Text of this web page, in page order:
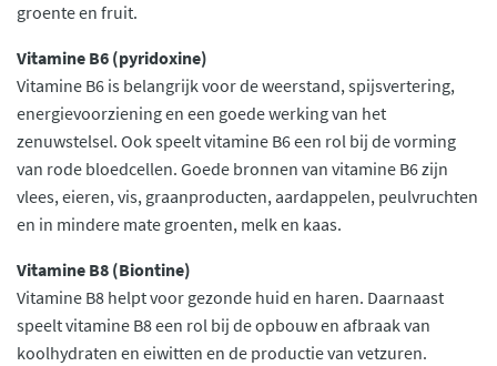
groente en fruit.
Vitamine B6 (pyridoxine)
Vitamine B6 is belangrijk voor de weerstand, spijsvertering,
energievoorziening en een goede werking van het
zenuwstelsel. Ook speelt vitamine B6 een rol bij de vorming
van rode bloedcellen. Goede bronnen van vitamine B6 zijn
vlees, eieren, vis, graanproducten, aardappelen, peulvruchten
en in mindere mate groenten, melk en kaas.
Vitamine B8 (Biontine)
Vitamine B8 helpt voor gezonde huid en haren. Daarnaast
speelt vitamine B8 een rol bij de opbouw en afbraak van
koolhydraten en eiwitten en de productie van vetzuren.